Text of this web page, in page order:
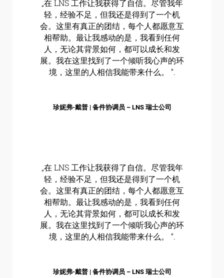
„在 LNS 工作让我获得了自信。尽管我年
轻，经验不足，但我还是得到了一个机
会。这里有真正的团结，每个人都愿意互
相帮助。最让我感动的是，我看到任何
人，无论其背景如何，都可以成长和发
展。我在这里找到了一个倾听我心声的环
境，这里的人相信我能带来什么。 “.
珍妮弗-戴普 | 备件协调员 – LNS 瑞士公司
„在 LNS 工作让我获得了自信。尽管我年
轻，经验不足，但我还是得到了一个机
会。这里有真正的团结，每个人都愿意互
相帮助。最让我感动的是，我看到任何
人，无论其背景如何，都可以成长和发
展。我在这里找到了一个倾听我心声的环
境，这里的人相信我能带来什么。 “.
珍妮弗-戴普 | 备件协调员 – LNS 瑞士公司